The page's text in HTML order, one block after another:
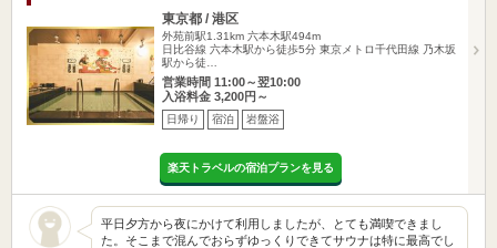
東京都 / 港区
外苑前駅1.31km 六本木駅494m
日比谷線 六本木駅から徒歩5分 東京メトロ千代田線 乃木坂
駅から徒…
営業時間 11:00～翌10:00
入浴料金 3,200円～
日帰り 宿泊 岩盤浴
楽天トラベルの宿泊プランを見る
平日夕方から夜にかけて利用しましたが、とても満喫できまし
た。そこまで混んでおらずゆっくりできてサウナは特に最高でし